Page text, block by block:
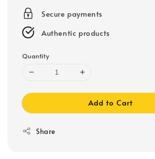
Secure payments
Authentic products
Quantity
Add to Cart
Share